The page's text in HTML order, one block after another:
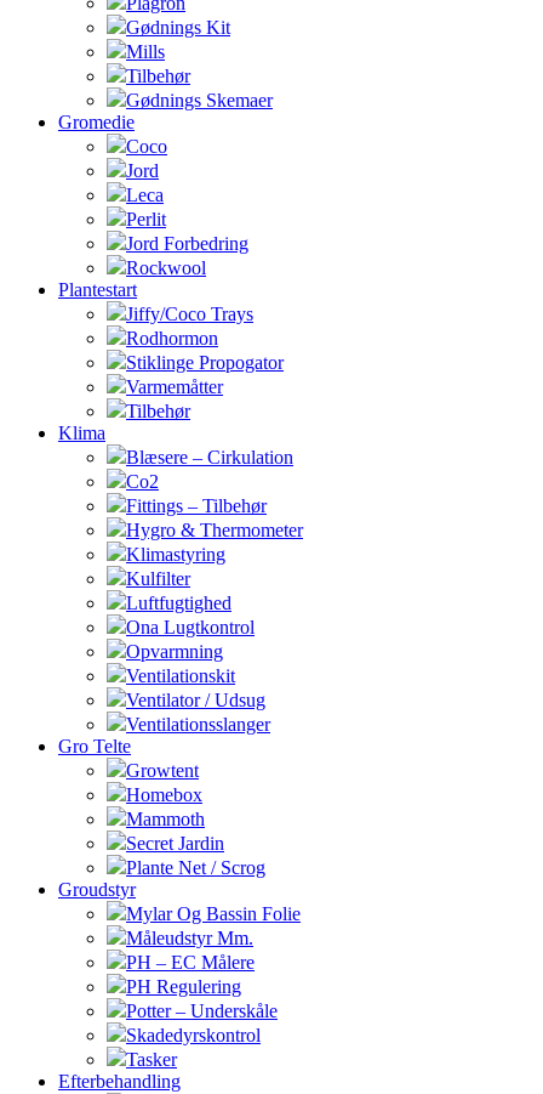
Gødnings Kit
Mills
Tilbehør
Gødnings Skemaer
Gromedie
Coco
Jord
Leca
Perlit
Jord Forbedring
Rockwool
Plantestart
Jiffy/Coco Trays
Rodhormon
Stiklinge Propogator
Varmemåtter
Tilbehør
Klima
Blæsere – Cirkulation
Co2
Fittings – Tilbehør
Hygro & Thermometer
Klimastyring
Kulfilter
Luftfugtighed
Ona Lugtkontrol
Opvarmning
Ventilationskit
Ventilator / Udsug
Ventilationsslanger
Gro Telte
Growtent
Homebox
Mammoth
Secret Jardin
Plante Net / Scrog
Groudstyr
Mylar Og Bassin Folie
Måleudstyr Mm.
PH – EC Målere
PH Regulering
Potter – Underskåle
Skadedyrskontrol
Tasker
Efterbehandling